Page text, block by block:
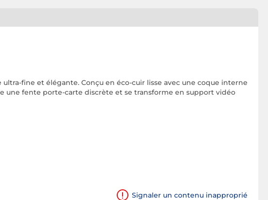
fine et élégante. Conçu en éco-cuir lisse avec une coque interne
une fente porte-carte discrète et se transforme en support vidéo
Signaler un contenu inapproprié